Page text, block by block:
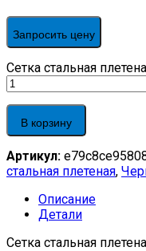
Запросить цену
Сетка стальная
В корзину
Артикул:
стальная плетеная,
Описание
Детали
Сетка стальная